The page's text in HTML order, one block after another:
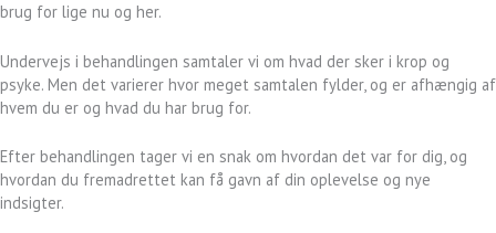
brug for lige nu og her.
Undervejs i behandlingen samtaler vi om hvad der sker i krop og
psyke. Men det varierer hvor meget samtalen fylder, og er afhængig af
hvem du er og hvad du har brug for.
Efter behandlingen tager vi en snak om hvordan det var for dig, og
hvordan du fremadrettet kan få gavn af din oplevelse og nye
indsigter.